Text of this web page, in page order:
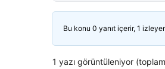
Bu konu 0 yanıt içerir, 1
1 yazı görüntüleniyor